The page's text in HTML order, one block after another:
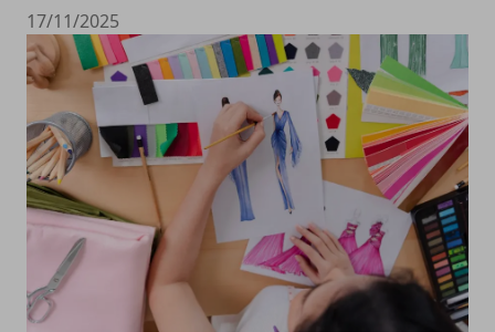
17/11/2025